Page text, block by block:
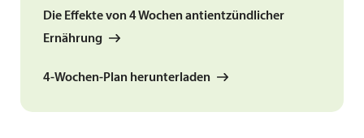
Die Effekte von 4 Wochen antientzündlicher
Ernährung
4-Wochen-Plan herunterladen